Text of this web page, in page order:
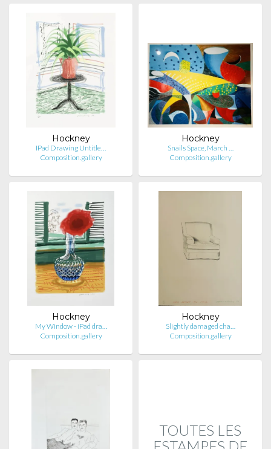
Hockney
IPad Drawing Untitle…
Composition.gallery
Hockney
Snails Space, March …
Composition.gallery
Hockney
My Window - iPad dra…
Composition.gallery
Hockney
Slightly damaged cha…
Composition.gallery
TOUTES LES